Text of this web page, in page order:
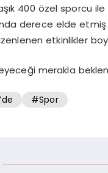
400 özel sporcu
derece elde
etkinlikler
merakla
#Spor